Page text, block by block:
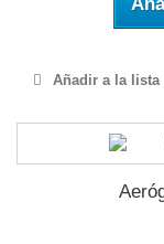
Añadir a la lista